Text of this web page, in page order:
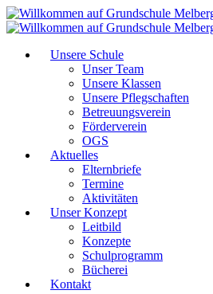
Unsere Schule
Unser Team
Unsere Klassen
Unsere Pflegschaften
Betreuungsverein
Förderverein
OGS
Aktuelles
Elternbriefe
Termine
Aktivitäten
Unser Konzept
Leitbild
Konzepte
Schulprogramm
Bücherei
Kontakt